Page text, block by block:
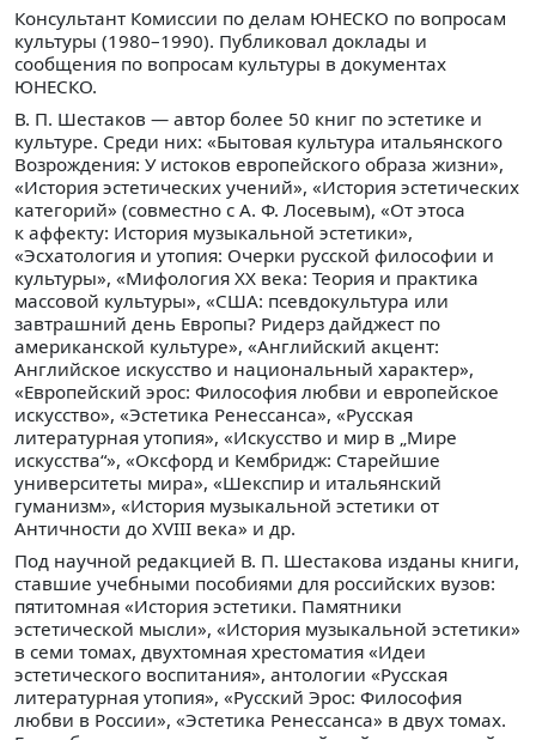
Консультант Комиссии по делам ЮНЕСКО по вопросам
культуры (1980–1990). Публиковал доклады и
сообщения по вопросам культуры в документах
ЮНЕСКО.
В. П. Шестаков — автор более 50 книг по эстетике и
культуре. Среди них: «Бытовая культура итальянского
Возрождения: У истоков европейского образа жизни»,
«История эстетических учений», «История эстетических
категорий» (совместно с А. Ф. Лосевым), «От этоса
к аффекту: История музыкальной эстетики»,
«Эсхатология и утопия: Очерки русской философии и
культуры», «Мифология ХХ века: Теория и практика
массовой культуры», «США: псевдокультура или
завтрашний день Европы? Ридерз дайджест по
американской культуре», «Английский акцент:
Английское искусство и национальный характер»,
«Европейский эрос: Философия любви и европейское
искусство», «Эстетика Ренессанса», «Русская
литературная утопия», «Искусство и мир в „Мире
искусства“», «Оксфорд и Кембридж: Старейшие
университеты мира», «Шекспир и итальянский
гуманизм», «История музыкальной эстетики от
Античности до XVIII века» и др.
Под научной редакцией В. П. Шестакова изданы книги,
ставшие учебными пособиями для российских вузов:
пятитомная «История эстетики. Памятники
эстетической мысли», «История музыкальной эстетики»
в семи томах, двухтомная хрестоматия «Идеи
эстетического воспитания», антологии «Русская
литературная утопия», «Русский Эрос: Философия
любви в России», «Эстетика Ренессанса» в двух томах.